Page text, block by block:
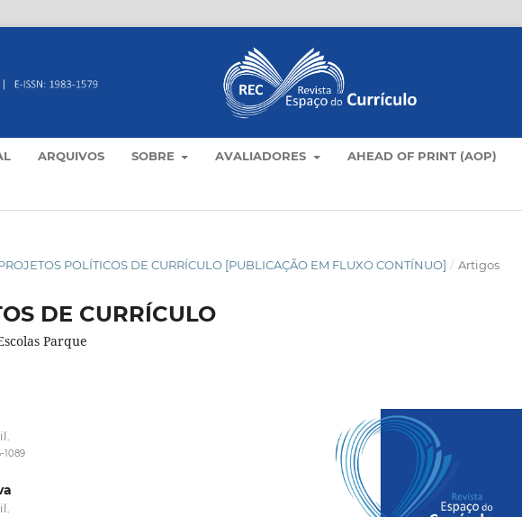
ARQUIVOS SOBRE AVALIADORES AHEAD OF PRINT (AOP)
POLÍTICOS DE CURRÍCULO [PUBLICAÇÃO EM FLUXO CONTÍNUO] / Artigos
DE CURRÍCULO
Parque
1089